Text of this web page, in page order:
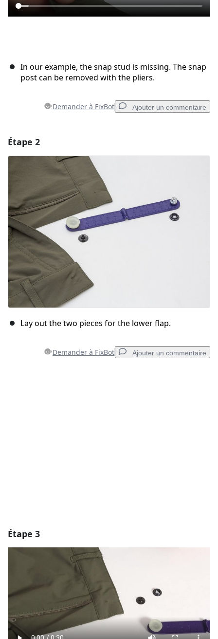
In our example, the snap stud is missing. The snap
post can be removed with the pliers.
Demander à FixBot Ajouter un commentaire
Ajouter un commentaire
Annuler Publier un commentaire
Étape 2
Lay out the two pieces for the lower flap.
Demander à FixBot Ajouter un commentaire
Étape 3